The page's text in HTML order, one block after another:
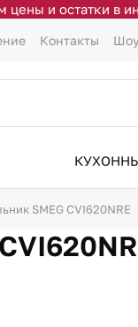
цены и остатки в
Контакты
SMEG CVI620NRE